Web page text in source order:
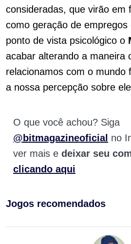
consideradas, que virão em
como geração de
ponto de vista psicológico o
acabar alterando a maneira
relacionamos com o mundo
a nossa percepção sobre
O que você achou? Siga
@bitmagazineoficial no
ver mais e deixar seu
clicando aqui
Jogos recomendados